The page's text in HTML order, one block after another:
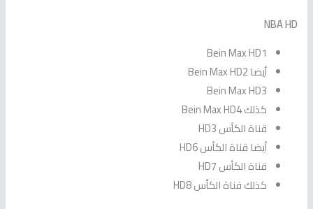
NBA HD
Bein Max HD1
أيضا Bein Max HD2
Bein Max HD3
كذلك Bein Max HD4
قناة الكأس HD3
أيضا قناة الكأس HD6
قناة الكأس HD7
كذلك قناة الكأس HD8